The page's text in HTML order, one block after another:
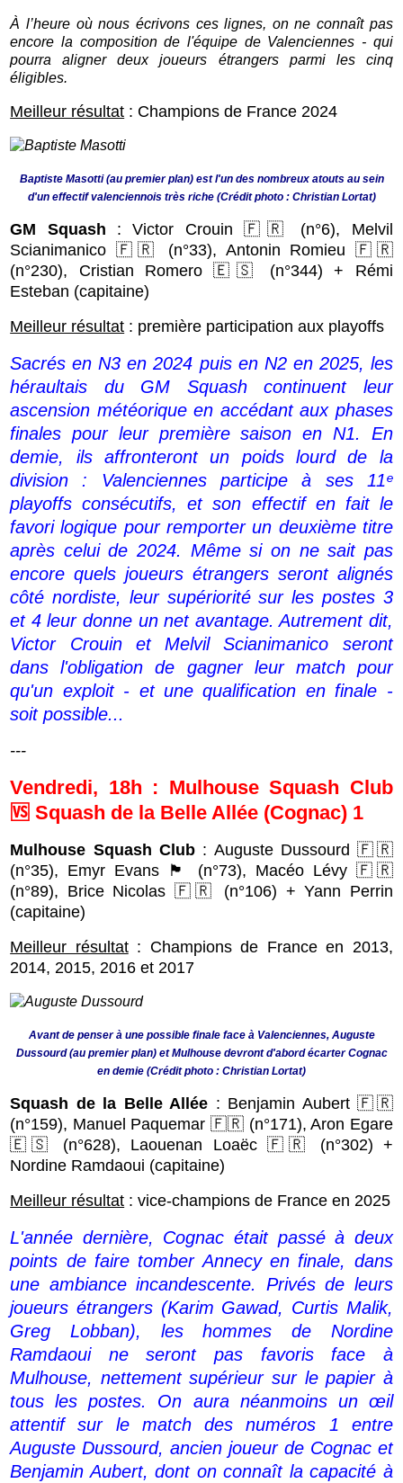
À l’heure où nous écrivons ces lignes, on ne connaît pas
encore la composition de l'équipe de Valenciennes - qui
pourra aligner deux joueurs étrangers parmi les cinq
éligibles.
Meilleur résultat : Champions de France 2024
Baptiste Masotti (au premier plan) est l'un des nombreux atouts au sein
d'un effectif valenciennois très riche (Crédit photo : Christian Lortat)
GM Squash : Victor Crouin 🇫🇷 (n°6), Melvil
Scianimanico 🇫🇷 (n°33), Antonin Romieu 🇫🇷
(n°230), Cristian Romero 🇪🇸 (n°344) + Rémi
Esteban (capitaine)
Meilleur résultat : première participation aux playoffs
Sacrés en N3 en 2024 puis en N2 en 2025, les
héraultais du GM Squash continuent leur
ascension météorique en accédant aux phases
finales pour leur première saison en N1. En
demie, ils affronteront un poids lourd de la
division : Valenciennes participe à ses 11ᵉ
playoffs consécutifs, et son effectif en fait le
favori logique pour remporter un deuxième titre
après celui de 2024. Même si on ne sait pas
encore quels joueurs étrangers seront alignés
côté nordiste, leur supériorité sur les postes 3
et 4 leur donne un net avantage. Autrement dit,
Victor Crouin et Melvil Scianimanico seront
dans l'obligation de gagner leur match pour
qu'un exploit - et une qualification en finale -
soit possible...
---
Vendredi, 18h : Mulhouse Squash Club
🆚 Squash de la Belle Allée (Cognac) 1
Mulhouse Squash Club: Auguste Dussourd 🇫🇷
(n°35), Emyr Evans 🏴󠁧󠁢󠁷󠁬󠁳󠁿 (n°73), Macéo Lévy 🇫🇷
(n°89), Brice Nicolas 🇫🇷 (n°106) + Yann Perrin
(capitaine)
Meilleur résultat: Champions de France en 2013,
2014, 2015, 2016 et 2017
Avant de penser à une possible finale face à Valenciennes, Auguste
Dussourd (au premier plan) et Mulhouse devront d'abord écarter Cognac
en demie (Crédit photo : Christian Lortat)
Squash de la Belle Allée : Benjamin Aubert 🇫🇷
(n°159), Manuel Paquemar 🇫🇷 (n°171), Aron Egare
🇪🇸 (n°628), Laouenan Loaëc 🇫🇷 (n°302) +
Nordine Ramdaoui (capitaine)
Meilleur résultat : vice-champions de France en 2025
L'année dernière, Cognac était passé à deux
points de faire tomber Annecy en finale, dans
une ambiance incandescente. Privés de leurs
joueurs étrangers (Karim Gawad, Curtis Malik,
Greg Lobban), les hommes de Nordine
Ramdaoui ne seront pas favoris face à
Mulhouse, nettement supérieur sur le papier à
tous les postes. On aura néanmoins un œil
attentif sur le match des numéros 1 entre
Auguste Dussourd, ancien joueur de Cognac et
Benjamin Aubert, dont on connaît la capacité à